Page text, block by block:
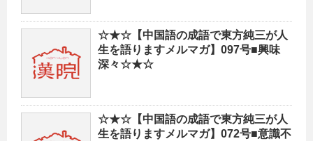
☆★☆【中国語の成語で東方純三が人
生を語りますメルマガ】097号■興味
深々☆★☆
☆★☆【中国語の成語で東方純三が人
生を語りますメルマガ】072号■意識不